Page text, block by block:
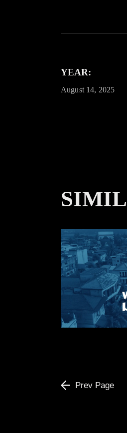
YEAR:
August 14, 2025
พลิกชีวิ
Prev Page